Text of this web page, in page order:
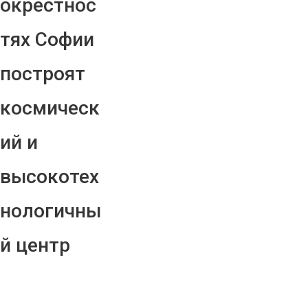
окрестнос
тях Софии
построят
космическ
ий и
высокотех
нологичны
й центр